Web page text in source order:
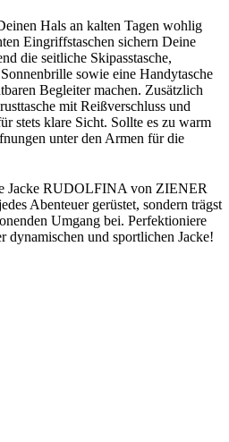
Hals an kalten Tagen wohlig
Eingriffstaschen sichern Deine
die seitliche Skipasstasche,
sowie eine Handytasche
Begleiter machen. Zusätzlich
mit Reißverschluss und
stets klare Sicht. Sollte es zu warm
unter den Armen für die
Jacke RUDOLFINA von ZIENER
Abenteuer gerüstet, sondern trägst
Umgang bei. Perfektioniere
dynamischen und sportlichen Jacke!